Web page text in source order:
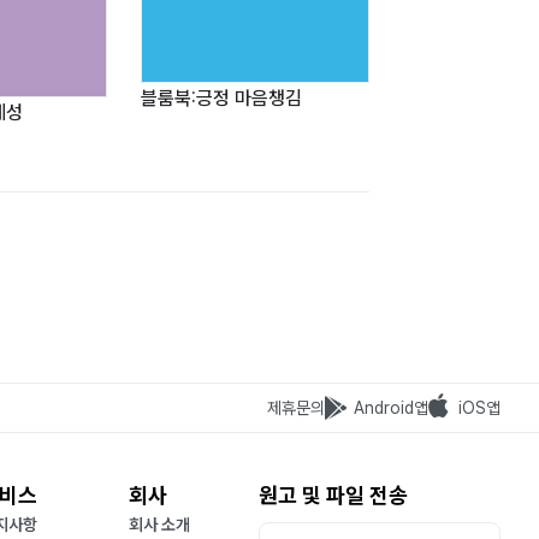
성
블룸북:긍정 마음챙김
제휴문의 Android앱 iOS앱
스
사항
회사
회사 소개
원고 및 파일 전송